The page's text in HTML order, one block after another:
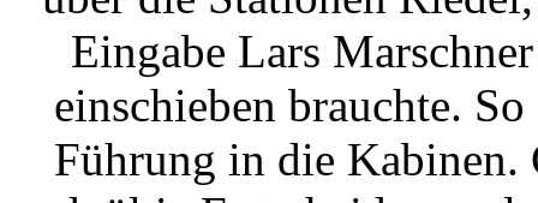
Eingabe Lars
einschieben brauchte.
Führung in die Kabinen.